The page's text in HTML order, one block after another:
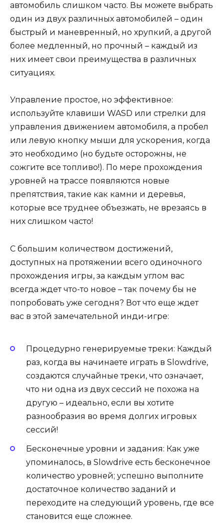
автомобиль слишком часто. Вы можете выбрать
один из двух различных автомобилей – один
быстрый и маневренный, но хрупкий, а другой
более медленный, но прочный – каждый из
них имеет свои преимущества в различных
ситуациях.
Управление простое, но эффективное:
используйте клавиши WASD или стрелки для
управления движением автомобиля, а пробел
или левую кнопку мыши для ускорения, когда
это необходимо (но будьте осторожны, не
сожгите все топливо!). По мере прохождения
уровней на трассе появляются новые
препятствия, такие как камни и деревья,
которые все труднее объезжать, не врезаясь в
них слишком часто!
С большим количеством достижений,
доступных на протяжении всего одиночного
прохождения игры, за каждым углом вас
всегда ждет что-то новое – так почему бы не
попробовать уже сегодня? Вот что еще ждет
вас в этой замечательной инди-игре:
Процедурно генерируемые треки: Каждый
раз, когда вы начинаете играть в Slowdrive,
создаются случайные треки, что означает,
что ни одна из двух сессий не похожа на
другую – идеально, если вы хотите
разнообразия во время долгих игровых
сессий!
Бесконечные уровни и задания: Как уже
упоминалось, в Slowdrive есть бесконечное
количество уровней; успешно выполните
достаточное количество заданий и
переходите на следующий уровень, где все
становится еще сложнее.